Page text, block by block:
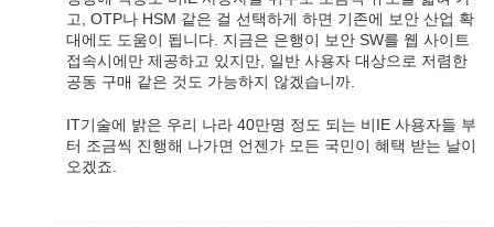
고, OTP나 HSM 같은 걸 선택하게 하면 기존에 보안 산업 확
대에도 도움이 됩니다. 지금은 은행이 보안 SW를 웹 사이트
접속시에만 제공하고 있지만, 일반 사용자 대상으로 저렴한
공동 구매 같은 것도 가능하지 않겠습니까.
IT기술에 밝은 우리 나라 40만명 정도 되는 비IE 사용자들 부
터 조금씩 진행해 나가면 언젠가 모든 국민이 혜택 받는 날이
오겠죠.